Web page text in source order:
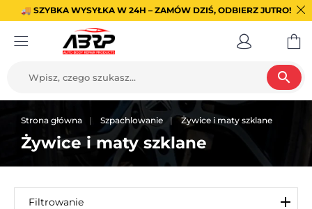
🚚 SZYBKA WYSYŁKA W 24H – ZAMÓW DZIŚ, ODBIERZ JUTRO!
search
Strona główna Szpachlowanie Żywice i maty szklane
Żywice i maty szklane
Filtrowanie